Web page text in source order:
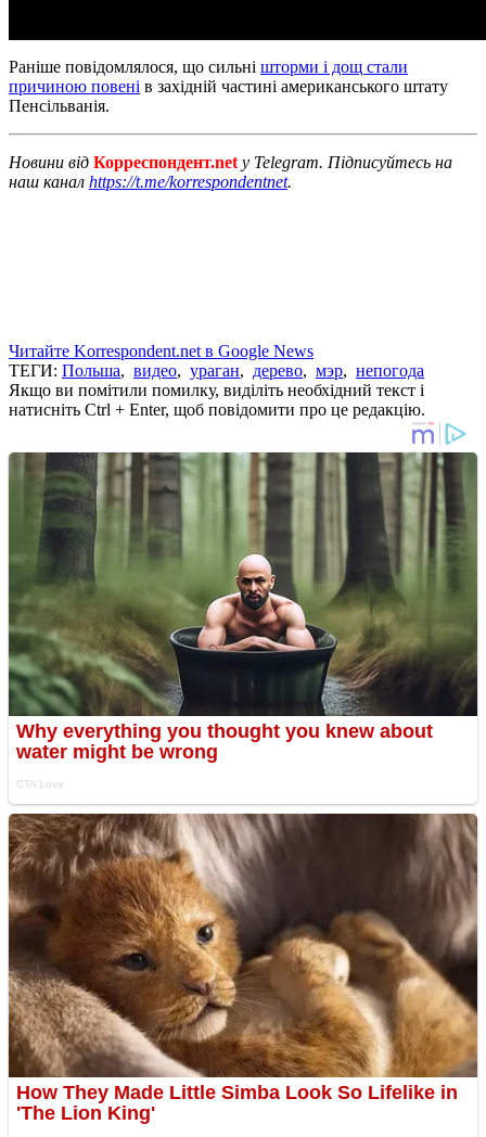
Раніше повідомлялося, що сильні шторми і дощ стали
причиною повені в західній частині американського штату
Пенсільванія.
Новини від Корреспондент.net у Telegram. Підписуйтесь на
наш канал https://t.me/korrespondentnet.
Читайте Korrespondent.net в Google News
ТЕГИ: Польша, видео, ураган, дерево, мэр, непогода
Якщо ви помітили помилку, виділіть необхідний текст і
натисніть Ctrl + Enter, щоб повідомити про це редакцію.